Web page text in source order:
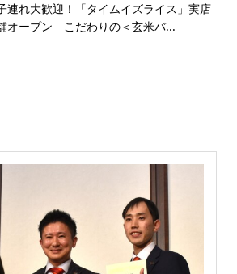
連れ大歓迎！「タイムイズライス」実店
オープン こだわりの＜玄米バ...